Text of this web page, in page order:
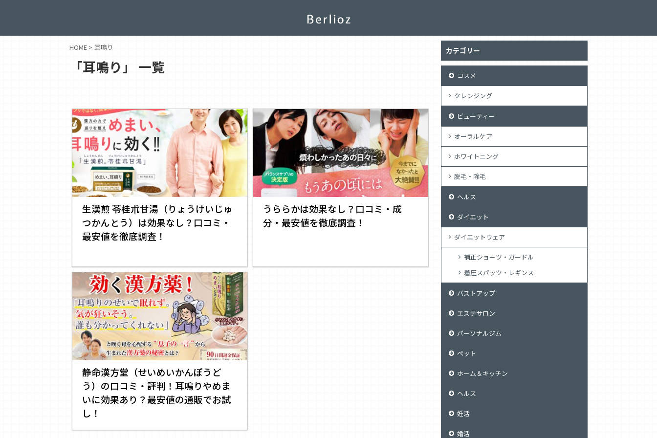
HOME > 耳鳴り
「耳鳴り」 一覧
生漢煎 苓桂朮甘湯（りょうけいじゅ
つかんとう）は効果なし？口コミ・
最安値を徹底調査！
うららかは効果なし？口コミ・成
分・最安値を徹底調査！
静命漢方堂（せいめいかんぽうど
う）の口コミ・評判！耳鳴りやめま
いに効果あり？最安値の通販でお試
し！
カテゴリー
コスメ
クレンジング
ビューティー
オーラルケア
ホワイトニング
脱毛・除毛
ヘルス
ダイエット
ダイエットウェア
補正ショーツ・ガードル
着圧スパッツ・レギンス
バストアップ
エステサロン
パーソナルジム
ペット
ホーム＆キッチン
ヘルス
妊活
婚活